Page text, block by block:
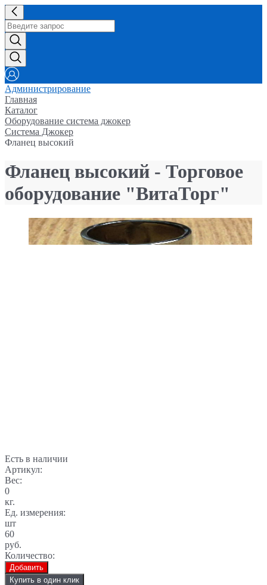
Администрирование
Главная
Каталог
Оборудование система джокер
Система Джокер
Фланец высокий
Фланец высокий - Торговое
оборудование "ВитаТорг"
Есть в наличии
Артикул:
Вес:
0
кг.
Ед. измерения:
шт
60
руб.
Количество:
Добавить
Купить в один клик